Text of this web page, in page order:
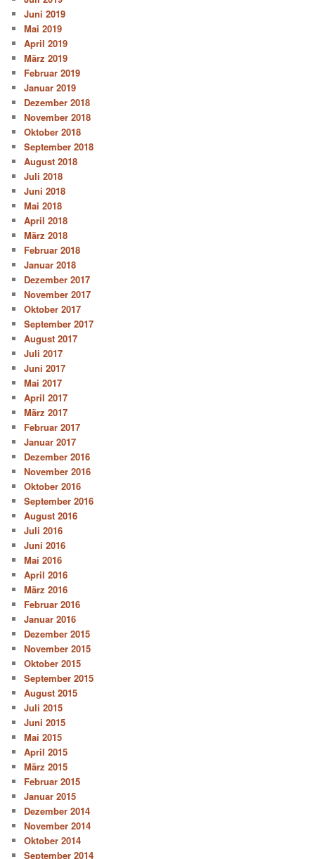
Juni 2019
Mai 2019
April 2019
März 2019
Februar 2019
Januar 2019
Dezember 2018
November 2018
Oktober 2018
September 2018
August 2018
Juli 2018
Juni 2018
Mai 2018
April 2018
März 2018
Februar 2018
Januar 2018
Dezember 2017
November 2017
Oktober 2017
September 2017
August 2017
Juli 2017
Juni 2017
Mai 2017
April 2017
März 2017
Februar 2017
Januar 2017
Dezember 2016
November 2016
Oktober 2016
September 2016
August 2016
Juli 2016
Juni 2016
Mai 2016
April 2016
März 2016
Februar 2016
Januar 2016
Dezember 2015
November 2015
Oktober 2015
September 2015
August 2015
Juli 2015
Juni 2015
Mai 2015
April 2015
März 2015
Februar 2015
Januar 2015
Dezember 2014
November 2014
Oktober 2014
September 2014